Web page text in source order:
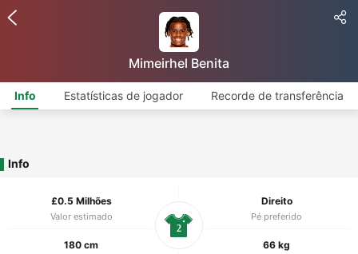
Mimeirhel Benita
Info Estatísticas de jogador Recorde de transferência
Info
£0.5 Milhões
Valor estimado
Direito
Pé preferido
180 cm 66 kg
2